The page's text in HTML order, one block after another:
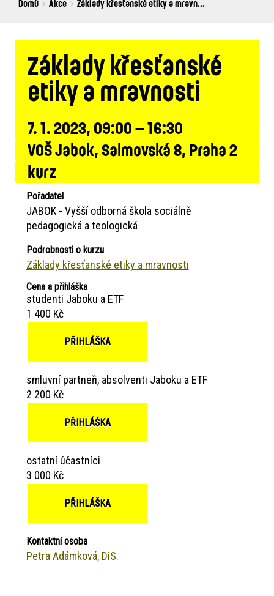
Breadcrumbs
You
Domů Akce Základy křesťanské etiky a mravn...
Základy křesťanské
etiky a mravnosti
7. 1. 2023, 09:00 – 16:30
VOŠ Jabok, Salmovská 8, Praha 2
kurz
Pořadatel
JABOK - Vyšší odborná škola sociálně
pedagogická a teologická
Podrobnosti o kurzu
Základy křesťanské etiky a mravnosti
Cena a přihláška
studenti Jaboku a ETF
1 400 Kč
PŘIHLÁŠKA
smluvní partneři, absolventi Jaboku a ETF
2 200 Kč
PŘIHLÁŠKA
ostatní účastníci
3 000 Kč
PŘIHLÁŠKA
Kontaktní osoba
Petra Adámková, DiS.